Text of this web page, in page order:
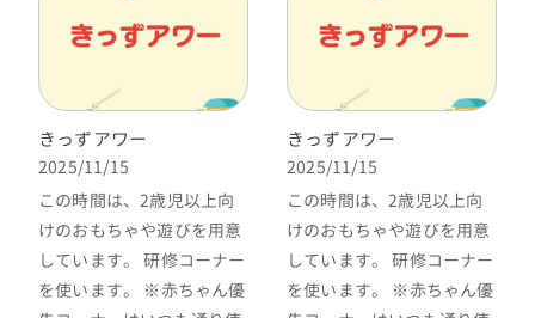
きっずアワー
2025/11/15
この時間は、2歳児以上向
けのおもちゃや遊びを用意
しています。 研修コーナー
を使います。 ※赤ちゃん優
きっずアワー
2025/11/15
この時間は、2歳児以上向
けのおもちゃや遊びを用意
しています。 研修コーナー
を使います。 ※赤ちゃん優